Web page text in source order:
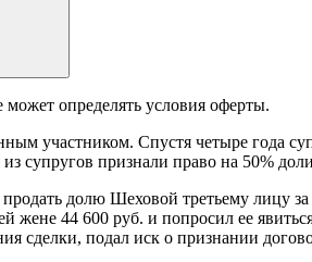
определять условия оферты.
участником. Спустя четыре года
супругов признали право на 50%
долю Шеховой третьему лицу
44 600 руб. и попросил ее
сделки, подал иск о признании